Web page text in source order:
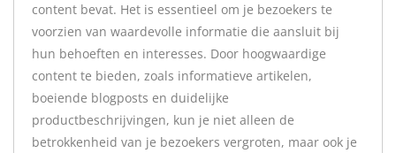
content bevat. Het is essentieel om je bezoekers te
voorzien van waardevolle informatie die aansluit bij
hun behoeften en interesses. Door hoogwaardige
content te bieden, zoals informatieve artikelen,
boeiende blogposts en duidelijke
productbeschrijvingen, kun je niet alleen de
betrokkenheid van je bezoekers vergroten, maar ook je